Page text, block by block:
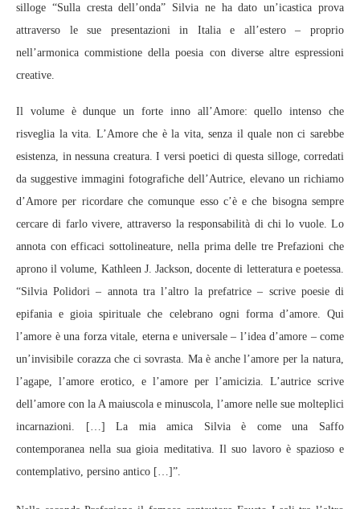
silloge “Sulla cresta dell’onda” Silvia ne ha dato un’icastica prova
attraverso le sue presentazioni in Italia e all’estero – proprio
nell’armonica commistione della poesia con diverse altre espressioni
creative.
Il volume è dunque un forte inno all’Amore: quello intenso che
risveglia la vita. L’Amore che è la vita, senza il quale non ci sarebbe
esistenza, in nessuna creatura. I versi poetici di questa silloge, corredati
da suggestive immagini fotografiche dell’Autrice, elevano un richiamo
d’Amore per ricordare che comunque esso c’è e che bisogna sempre
cercare di farlo vivere, attraverso la responsabilità di chi lo vuole. Lo
annota con efficaci sottolineature, nella prima delle tre Prefazioni che
aprono il volume, Kathleen J. Jackson, docente di letteratura e poetessa.
“Silvia Polidori – annota tra l’altro la prefatrice – scrive poesie di
epifania e gioia spirituale che celebrano ogni forma d’amore. Qui
l’amore è una forza vitale, eterna e universale – l’idea d’amore – come
un’invisibile corazza che ci sovrasta. Ma è anche l’amore per la natura,
l’agape, l’amore erotico, e l’amore per l’amicizia. L’autrice scrive
dell’amore con la A maiuscola e minuscola, l’amore nelle sue molteplici
incarnazioni. […] La mia amica Silvia è come una Saffo
contemporanea nella sua gioia meditativa. Il suo lavoro è spazioso e
contemplativo, persino antico […]”.